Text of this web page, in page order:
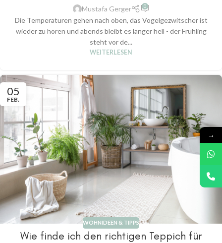
Mustafa Gerger 0
Die Temperaturen gehen nach oben, das Vogelgezwitscher ist
wieder zu hören und abends bleibt es länger hell - der Frühling
steht vor de...
WEITERLESEN
05
FEB.
WOHNIDEEN & TIPPS
Wie finde ich den richtigen Teppich für
→